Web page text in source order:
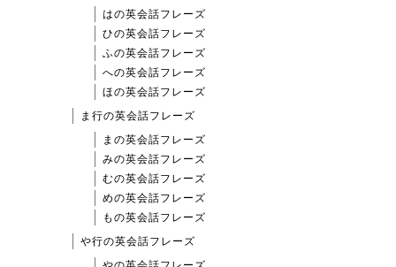
はの英会話フレーズ
ひの英会話フレーズ
ふの英会話フレーズ
への英会話フレーズ
ほの英会話フレーズ
ま行の英会話フレーズ
まの英会話フレーズ
みの英会話フレーズ
むの英会話フレーズ
めの英会話フレーズ
もの英会話フレーズ
や行の英会話フレーズ